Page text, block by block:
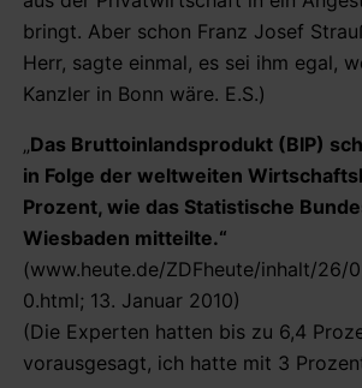
bringt. Aber schon Franz Josef
Herr, sagte einmal, es sei ihm egal,
Kanzler in Bonn wäre. E.S.)
„Das Bruttoinlandsprodukt (BIP)
in Folge der weltweiten
Prozent, wie das Statistische
Wiesbaden mitteilte.“
(www.heute.de/ZDFheute/inhalt/26/
0.html; 13. Januar 2010)
(Die Experten hatten bis zu 6,4
vorausgesagt, ich hatte mit 3